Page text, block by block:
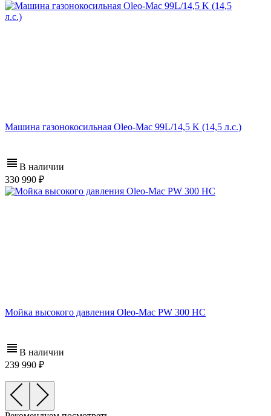
Машина газонокосильная Oleo-Mac 99L/14,5 K (14,5 л.с.)
В наличии
330 990
Мойка высокого давления Oleo-Mac PW 300 HС
В наличии
239 990